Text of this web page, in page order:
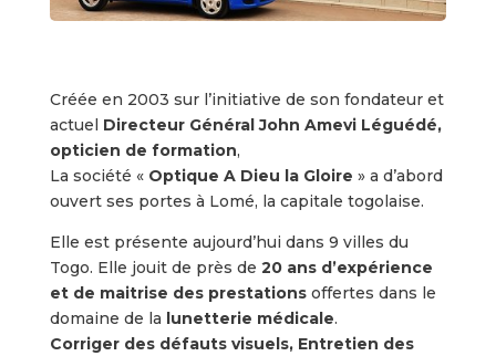
Créée en 2003 sur l’initiative de son fondateur et
actuel Directeur Général John Amevi Léguédé,
opticien de formation,
La société « Optique A Dieu la Gloire » a d’abord
ouvert ses portes à Lomé, la capitale togolaise.
Elle est présente aujourd’hui dans 9 villes du
Togo. Elle jouit de près de 20 ans d’expérience
et de maitrise des prestationsoffertes dans le
domaine de la lunetterie médicale.
Corriger des défauts visuels, Entretien des